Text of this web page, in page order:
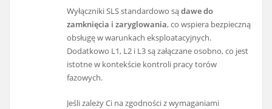
Wyłączniki SLS standardowo sądawe do
zamknięcia i zaryglowania, co wspiera bezpieczną
obsługę w warunkach eksploatacyjnych.
Dodatkowo L1, L2 i L3 są załączane osobno, co jest
istotne w kontekście kontroli pracy torów
fazowych.
Jeśli zależy Ci na zgodności z wymaganiami